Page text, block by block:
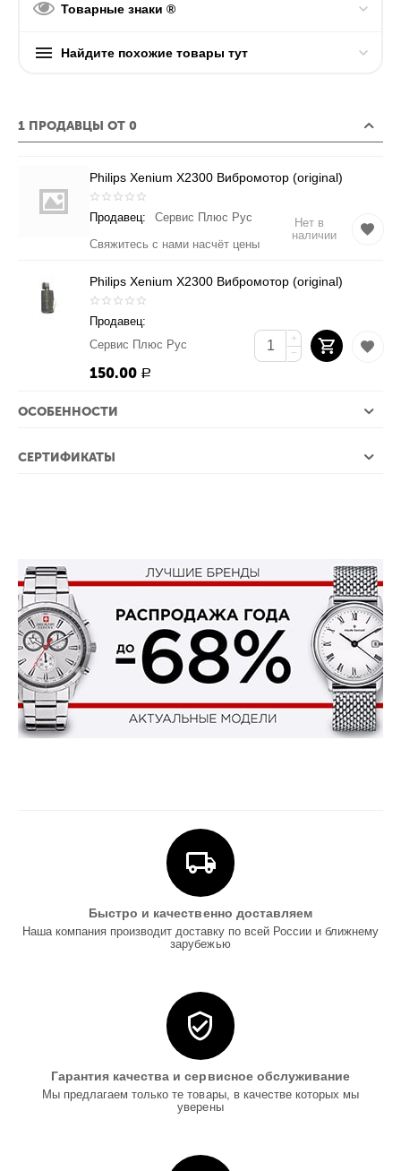
Товарные знаки ®
Найдите похожие товары тут
1 ПРОДАВЦЫ ОТ 0
Philips Xenium X2300 Вибромотор (original)
Продавец:
Сервис Плюс Рус
Свяжитесь с нами насчёт цены
Нет в
наличии
Philips Xenium X2300 Вибромотор (original)
Продавец:
Сервис Плюс Рус
150.00 Р
+
−
ОСОБЕННОСТИ
СЕРТИФИКАТЫ
Быстро и качественно доставляем
Наша компания производит доставку по всей России и ближнему
зарубежью
Гарантия качества и сервисное обслуживание
Мы предлагаем только те товары, в качестве которых мы
уверены